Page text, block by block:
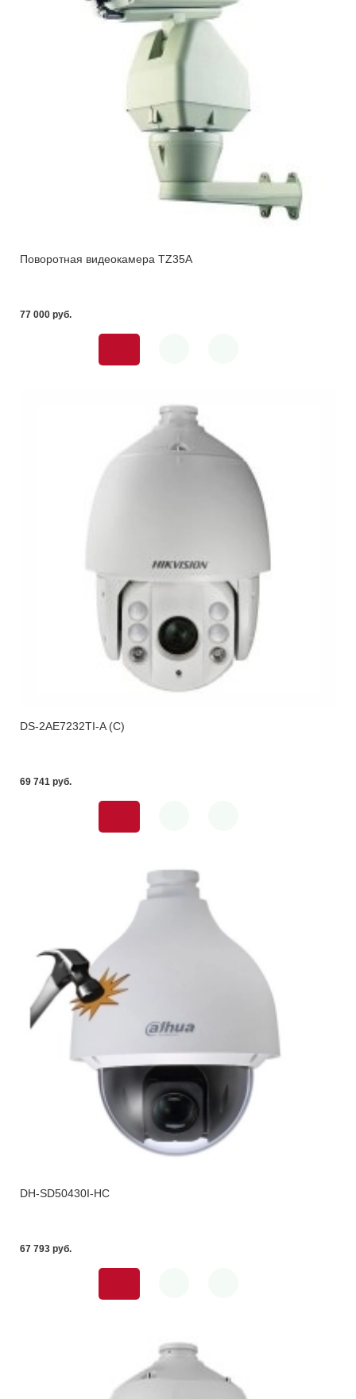
Поворотная видеокамера TZ35A
77 000 pуб.
DS-2AE7232TI-A (C)
69 741 pуб.
DH-SD50430I-HC
67 793 pуб.